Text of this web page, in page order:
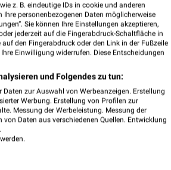
z. B. eindeutige IDs in cookie und anderen
Ihre personenbezogenen Daten möglicherweise
Sie können Ihre Einstellungen akzeptieren,
jederzeit auf die Fingerabdruck-Schaltfläche in
den Fingerabdruck oder den Link in der Fußzeile
Einwilligung widerrufen. Diese Entscheidungen
und Folgendes zu tun:
zur Auswahl von Werbeanzeigen. Erstellung
Werbung. Erstellung von Profilen zur
Messung der Werbeleistung. Messung der
Daten aus verschiedenen Quellen. Entwicklung